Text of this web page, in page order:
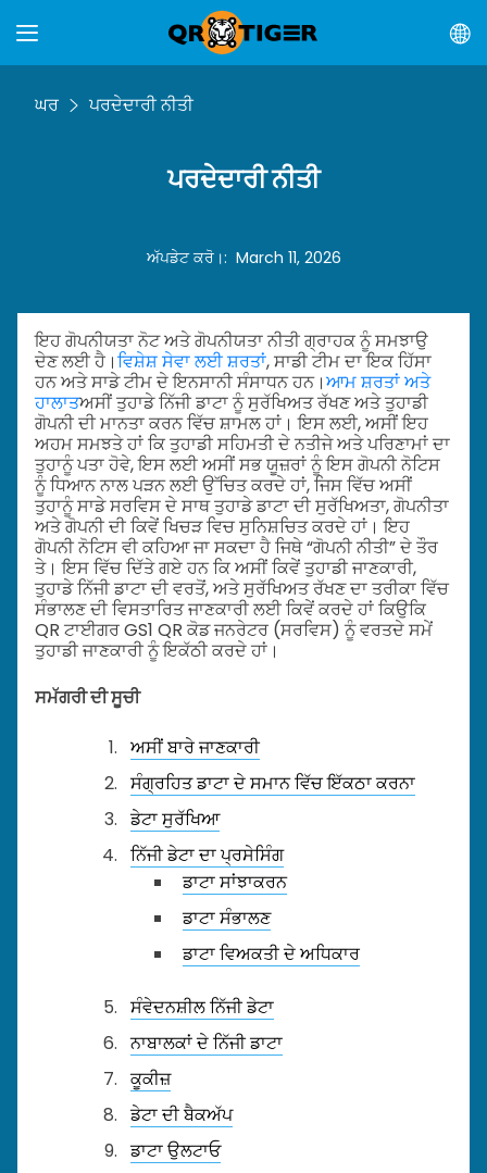
ਘਰ ਪਰਦੇਦਾਰੀ ਨੀਤੀ
ਪਰਦੇਦਾਰੀ ਨੀਤੀ
ਅੱਪਡੇਟ ਕਰੋ।: March 11, 2026
ਇਹ ਗੋਪਨੀਯਤਾ ਨੋਟ ਅਤੇ ਗੋਪਨੀਯਤਾ ਨੀਤੀ ਗ੍ਰਾਹਕ ਨੂੰ ਸਮਝਾਉ
ਦੇਣ ਲਈ ਹੈ।ਵਿਸ਼ੇਸ਼ ਸੇਵਾ ਲਈ ਸ਼ਰਤਾਂ, ਸਾਡੀ ਟੀਮ ਦਾ ਇਕ ਹਿੱਸਾ
ਹਨ ਅਤੇ ਸਾਡੇ ਟੀਮ ਦੇ ਇਨਸਾਨੀ ਸੰਸਾਧਨ ਹਨ।ਆਮ ਸ਼ਰਤਾਂ ਅਤੇ
ਹਾਲਾਤਅਸੀਂ ਤੁਹਾਡੇ ਨਿੱਜੀ ਡਾਟਾ ਨੂੰ ਸੁਰੱਖਿਅਤ ਰੱਖਣ ਅਤੇ ਤੁਹਾਡੀ
ਗੋਪਨੀ ਦੀ ਮਾਨਤਾ ਕਰਨ ਵਿੱਚ ਸ਼ਾਮਲ ਹਾਂ। ਇਸ ਲਈ, ਅਸੀਂ ਇਹ
ਅਹਮ ਸਮਝਤੇ ਹਾਂ ਕਿ ਤੁਹਾਡੀ ਸਹਿਮਤੀ ਦੇ ਨਤੀਜੇ ਅਤੇ ਪਰਿਣਾਮਾਂ ਦਾ
ਤੁਹਾਨੂੰ ਪਤਾ ਹੋਵੇ, ਇਸ ਲਈ ਅਸੀਂ ਸਭ ਯੂਜ਼ਰਾਂ ਨੂੰ ਇਸ ਗੋਪਨੀ ਨੋਟਿਸ
ਨੂੰ ਧਿਆਨ ਨਾਲ ਪੜਨ ਲਈ ਉੱਚਿਤ ਕਰਦੇ ਹਾਂ, ਜਿਸ ਵਿੱਚ ਅਸੀਂ
ਤੁਹਾਨੂੰ ਸਾਡੇ ਸਰਵਿਸ ਦੇ ਸਾਥ ਤੁਹਾਡੇ ਡਾਟਾ ਦੀ ਸੁਰੱਖਿਅਤਾ, ਗੋਪਨੀਤਾ
ਅਤੇ ਗੋਪਨੀ ਦੀ ਕਿਵੇਂ ਖਿਚੜ ਵਿਚ ਸੁਨਿਸ਼ਚਿਤ ਕਰਦੇ ਹਾਂ। ਇਹ
ਗੋਪਨੀ ਨੋਟਿਸ ਵੀ ਕਹਿਆ ਜਾ ਸਕਦਾ ਹੈ ਜਿਥੇ “ਗੋਪਨੀ ਨੀਤੀ” ਦੇ ਤੌਰ
ਤੇ। ਇਸ ਵਿੱਚ ਦਿੱਤੇ ਗਏ ਹਨ ਕਿ ਅਸੀਂ ਕਿਵੇਂ ਤੁਹਾਡੀ ਜਾਣਕਾਰੀ,
ਤੁਹਾਡੇ ਨਿੱਜੀ ਡਾਟਾ ਦੀ ਵਰਤੋਂ, ਅਤੇ ਸੁਰੱਖਿਅਤ ਰੱਖਣ ਦਾ ਤਰੀਕਾ ਵਿੱਚ
ਸੰਭਾਲਣ ਦੀ ਵਿਸਤਾਰਿਤ ਜਾਣਕਾਰੀ ਲਈ ਕਿਵੇਂ ਕਰਦੇ ਹਾਂ ਕਿਉਕਿ
QR ਟਾਈਗਰ GS1 QR ਕੋਡ ਜਨਰੇਟਰ (ਸਰਵਿਸ) ਨੂੰ ਵਰਤਦੇ ਸਮੇਂ
ਤੁਹਾਡੀ ਜਾਣਕਾਰੀ ਨੂੰ ਇਕੱਠੀ ਕਰਦੇ ਹਾਂ।
ਸਮੱਗਰੀ ਦੀ ਸੂਚੀ
ਅਸੀਂ ਬਾਰੇ ਜਾਣਕਾਰੀ
ਸੰਗ੍ਰਹਿਤ ਡਾਟਾ ਦੇ ਸਮਾਨ ਵਿੱਚ ਇੱਕਠਾ ਕਰਨਾ
ਡੇਟਾ ਸੁਰੱਖਿਆ
ਨਿੱਜੀ ਡੇਟਾ ਦਾ ਪ੍ਰਸੇਸਿੰਗ
ਡਾਟਾ ਸਾਂਝਾਕਰਨ
ਡਾਟਾ ਸੰਭਾਲਣ
ਡਾਟਾ ਵਿਅਕਤੀ ਦੇ ਅਧਿਕਾਰ
ਸੰਵੇਦਨਸ਼ੀਲ ਨਿੱਜੀ ਡੇਟਾ
ਨਾਬਾਲਕਾਂ ਦੇ ਨਿੱਜੀ ਡਾਟਾ
ਕੂਕੀਜ਼
ਡੇਟਾ ਦੀ ਬੈਕਅੱਪ
ਡਾਟਾ ਉਲਟਾਓ